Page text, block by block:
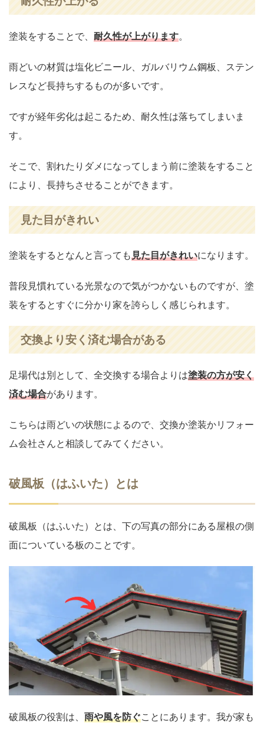
塗装をすることで、 耐久性が上がります。
雨どいの材質は塩化ビニール、ガルバリウム鋼板、ステン
レスなど長持ちするものが多いです。
ですが経年劣化は起こるため、耐久性は落ちてしまいま
す。
そこで、割れたりダメになってしまう前に塗装をすること
により、長持ちさせることができます。
見た目がきれい
塗装をするとなんと言っても見た目がきれいになります。
普段見慣れている光景なので気がつかないものですが、塗
装をするとすぐに分かり家を誇らしく感じられます。
交換より安く済む場合がある
足場代は別として、全交換する場合よりは塗装の方が安く
済む場合があります。
こちらは雨どいの状態によるので、交換か塗装かリフォー
ム会社さんと相談してみてください。
破風板（はふいた）とは
破風板（はふいた）とは、下の写真の部分にある屋根の側
面についている板のことです。
破風板の役割は、 雨や風を防ぐことにあります。我が家も